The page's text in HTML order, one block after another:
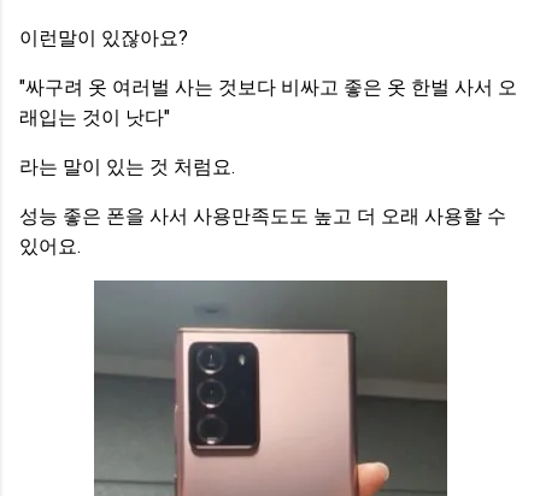
이런말이 있잖아요?
"싸구려 옷 여러벌 사는 것보다 비싸고 좋은 옷 한벌 사서 오
래입는 것이 낫다"
라는 말이 있는 것 처럼요.
성능 좋은 폰을 사서 사용만족도도 높고 더 오래 사용할 수
있어요.